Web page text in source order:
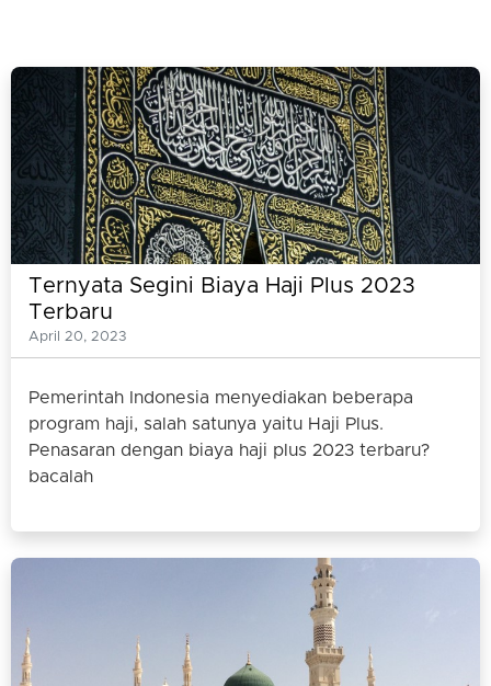
Ternyata Segini Biaya Haji Plus 2023
Terbaru
April 20, 2023
Pemerintah Indonesia menyediakan beberapa
program haji, salah satunya yaitu Haji Plus.
Penasaran dengan biaya haji plus 2023 terbaru?
bacalah